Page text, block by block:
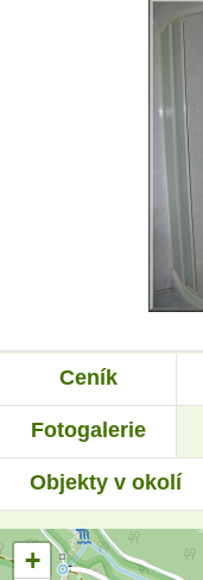
Ceník
Fotogalerie
Objekty v okolí
+